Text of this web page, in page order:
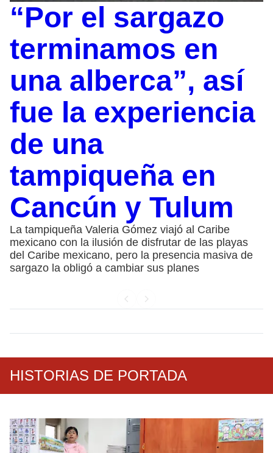
“Por el sargazo
terminamos en
una alberca”, así
fue la experiencia
de una
tampiqueña en
Cancún y Tulum
La tampiqueña Valeria Gómez viajó al Caribe
mexicano con la ilusión de disfrutar de las playas
del Caribe mexicano, pero la presencia masiva de
sargazo la obligó a cambiar sus planes
HISTORIAS DE PORTADA